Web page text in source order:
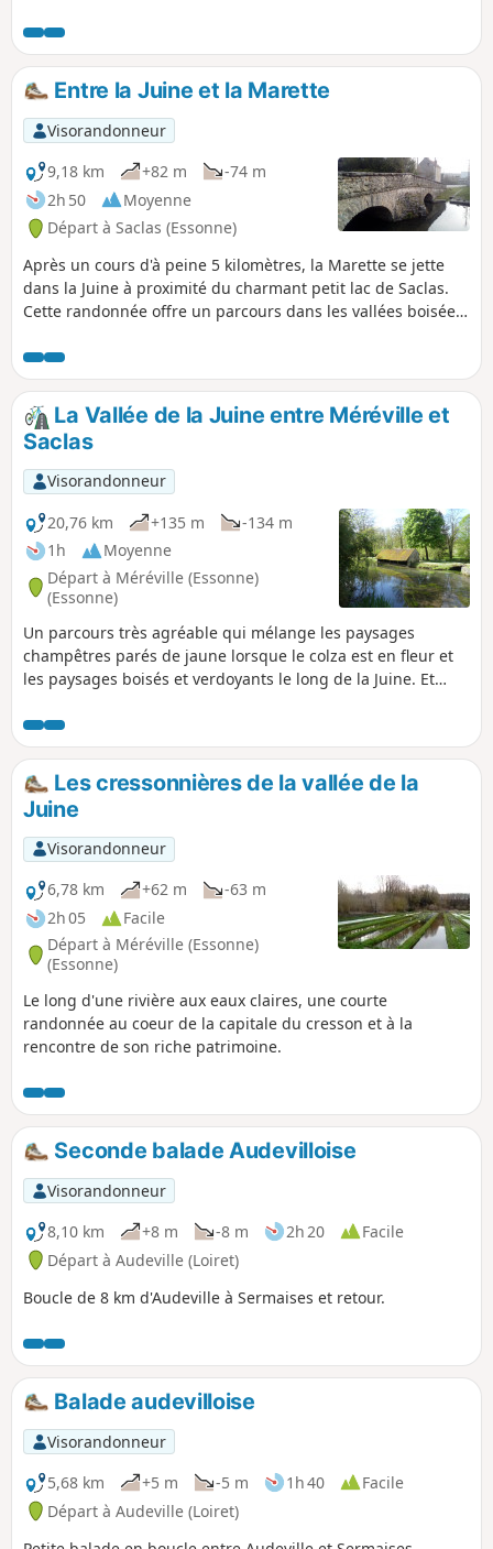
et quelques autres éléments de patrimoine sont au rendez-
vous.
Entre la Juine et la Marette
Visorandonneur
9,18 km
+82 m
-74 m
2h 50
Moyenne
Départ à Saclas (Essonne)
Après un cours d'à peine 5 kilomètres, la Marette se jette
dans la Juine à proximité du charmant petit lac de Saclas.
Cette randonnée offre un parcours dans les vallées boisées
domine.
La Vallée de la Juine entre Méréville et
Saclas
Visorandonneur
20,76 km
+135 m
-134 m
1h
Moyenne
Départ à Méréville (Essonne)
(Essonne)
Un parcours très agréable qui mélange les paysages
champêtres parés de jaune lorsque le colza est en fleur et
les paysages boisés et verdoyants le long de la Juine. Et
roulez sur ce qui fut une voie romaine pour rallier Saclas.
Les cressonnières de la vallée de la
Juine
Visorandonneur
6,78 km
+62 m
-63 m
2h 05
Facile
Départ à Méréville (Essonne)
(Essonne)
Le long d'une rivière aux eaux claires, une courte
randonnée au coeur de la capitale du cresson et à la
rencontre de son riche patrimoine.
Seconde balade Audevilloise
Visorandonneur
8,10 km
+8 m -8 m 2h 20
Facile
Départ à Audeville (Loiret)
Boucle de 8 km d'Audeville à Sermaises et retour.
Balade audevilloise
Visorandonneur
5,68 km
+5 m -5 m 1h 40
Facile
Départ à Audeville (Loiret)